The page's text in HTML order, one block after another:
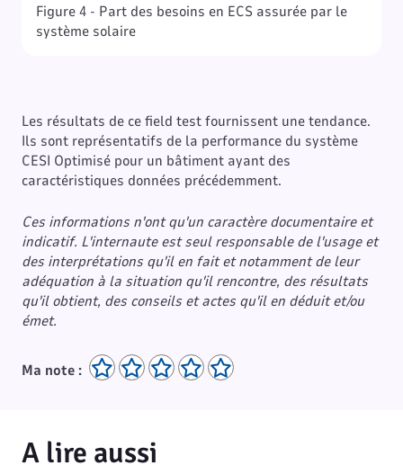
Figure 4 - Part des besoins en ECS assurée par le
système solaire
Les résultats de ce field test fournissent une tendance.
Ils sont représentatifs de la performance du système
CESI Optimisé pour un bâtiment ayant des
caractéristiques données précédemment.
Ces informations n'ont qu'un caractère documentaire et
indicatif. L'internaute est seul responsable de l'usage et
des interprétations qu'il en fait et notamment de leur
adéquation à la situation qu'il rencontre, des résultats
qu'il obtient, des conseils et actes qu'il en déduit et/ou
émet.
Ma note :
A lire aussi